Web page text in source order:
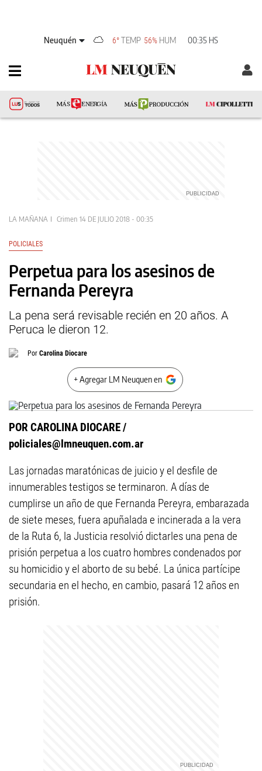
Neuquén 6° TEMP 56% HUM 00:35 HS
LA MAÑANA Crimen 14 DE JULIO 2018 - 00:35
POLICIALES
Perpetua para los asesinos de
Fernanda Pereyra
La pena será revisable recién en 20 años. A
Peruca le dieron 12.
Por Carolina Diocare
+ Agregar LM Neuquen en
POR CAROLINA DIOCARE /
policiales@lmneuquen.com.ar
Las jornadas maratónicas de juicio y el desfile de
innumerables testigos se terminaron. A días de
cumplirse un año de que Fernanda Pereyra, embarazada
de siete meses, fuera apuñalada e incinerada a la vera
de la Ruta 6, la Justicia resolvió dictarles una pena de
prisión perpetua a los cuatro hombres condenados por
su homicidio y el aborto de su bebé. La única partícipe
secundaria en el hecho, en cambio, pasará 12 años en
prisión.